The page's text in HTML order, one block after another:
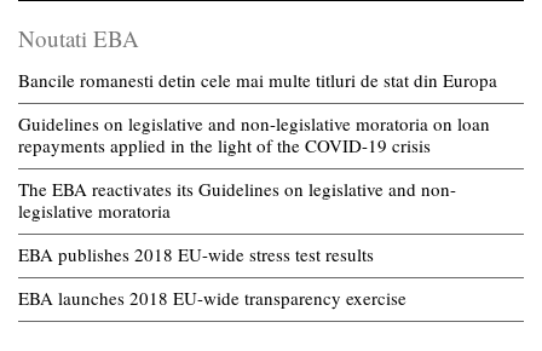
Noutati EBA
Bancile romanesti detin cele mai multe titluri de stat din Europa
Guidelines on legislative and non-legislative moratoria on loan
repayments applied in the light of the COVID-19 crisis
The EBA reactivates its Guidelines on legislative and non-
legislative moratoria
EBA publishes 2018 EU-wide stress test results
EBA launches 2018 EU-wide transparency exercise